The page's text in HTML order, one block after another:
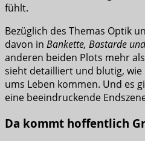
fühlt.
Bezüglich des Themas Optik
davon in Bankette, Bastarde
anderen beiden Plots mehr
sieht detailliert und blutig, wie
ums Leben kommen. Und es
eine beeindruckende
Da kommt hoffentlich